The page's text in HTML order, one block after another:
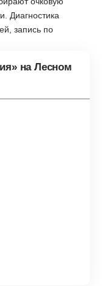
Диагностика
запись по
на Лесном